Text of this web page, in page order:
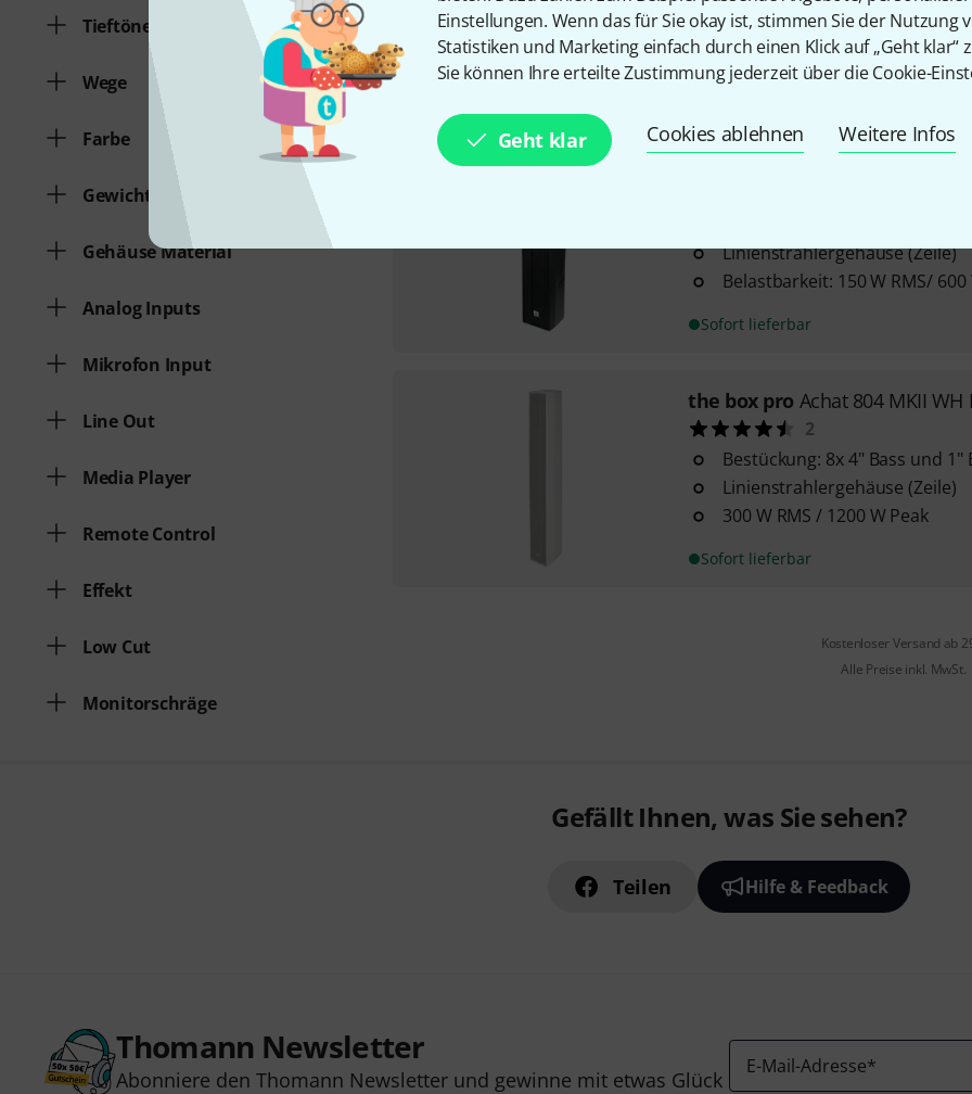
Einstellungen. Wenn das für Sie okay ist, stimmen Sie der Nutzung
Statistiken und Marketing einfach durch einen Klick auf „Geht klar“
Sie können Ihre erteilte Zustimmung jederzeit über die Cookie-
Geht klar Cookies ablehnen Weitere Infos
Tieftöner in Zoll
Wege
Farbe
Gewicht
Gehäuse Material
Analog Inputs
Mikrofon Input
Line Out
Media Player
Remote Control
Effekt
Low Cut
Monitorschräge
Linienstrahlergehäuse (Zeile)
Belastbarkeit: 150 W RMS /
Sofort lieferbar
Linienstrahlergehäuse (Zeile)
Belastbarkeit: 150 W RMS/ 600
Sofort lieferbar
the box pro Achat 804 MKII WH
2
Bestückung: 8x 4" Bass und
Linienstrahlergehäuse (Zeile)
300 W RMS / 1200 W Peak
Sofort lieferbar
Kostenloser Versand ab
Alle Preise inkl. MwSt.
Gefällt Ihnen, was Sie sehen?
Teilen Hilfe & Feedback
Thomann Newsletter
Abonniere den Thomann Newsletter und gewinne mit etwas Glück
E-Mail-Adresse*